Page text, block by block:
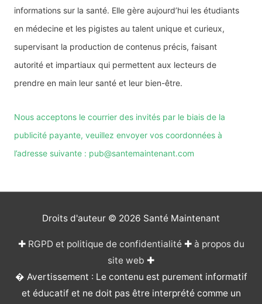
informations sur la santé. Elle gère aujourd’hui les étudiants
en médecine et les pigistes au talent unique et curieux,
supervisant la production de contenus précis, faisant
autorité et impartiaux qui permettent aux lecteurs de
prendre en main leur santé et leur bien-être.
Nous acceptons le courrier des invités par le biais de la
publicité payante, veuillez envoyer vos coordonnées à
l’adresse suivante : pub@santemaintenant.com
Droits d'auteur © 2026 Santé Maintenant
✚ RGPD et politique de confidentialité✚ à propos du
site web ✚
� Avertissement : Le contenu est purement informatif
et éducatif et ne doit pas être interprété comme un